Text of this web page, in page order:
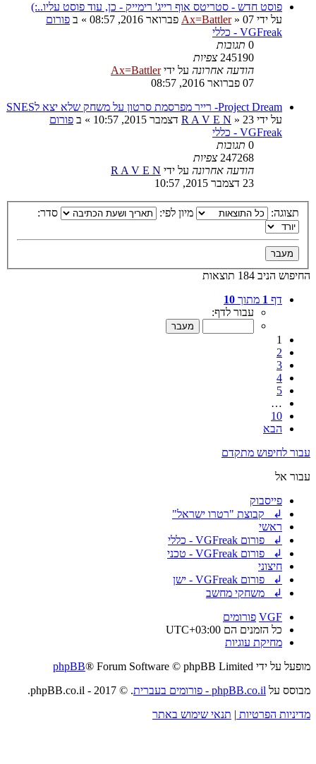
פוסט חדש - סטריטס אוף רייג' רימייק - כן, עוד פוסט עליו..:)
על ידי
Ax=Battler» 07 פברואר 2016, 08:57 » ב פורום
VGFreak - כללי
0 תגובות
245190 צפיות
הודעה אחרונה על ידיAx=Battler
07 פברואר 2016, 08:57
Project Dream- רייר מפרסמת סרטון על משחק שלא יצא לSNES
על ידי
R A V E N » 23 דצמבר 2015, 10:57 » ב פורום
VGFreak - כללי
0 תגובות
247268 צפיות
הודעה אחרונה על ידי R A V E N
23 דצמבר 2015, 10:57
תצוגה: מיון לפי: סדר:
החיפוש הניב 184 תוצאות
דף 1 מתוך 10
עבור לדף:
1
2
3
4
5
…
10
הבא
עבור לחיפוש מתקדם
עבור אל
פייסבוק
↲ קבוצת "רטרו ישראל"
ראשי
↲ פורום VGFreak - כללי
↲ פורום VGFreak - טכני
חיצוני
↲ פורום VGFreak - ישן
↲ משחקי מחשב
VGF פורומים
כל הזמנים הם UTC+03:00
מחיקת עוגיות
מופעל על ידי
phpBB® Forum Software © phpBB Limited
מבוסס על phpBB.co.il - פורומים בעברית
. © 2017 - phpBB.co.il.
מדיניות הפרטיות | תנאי שימוש באתר